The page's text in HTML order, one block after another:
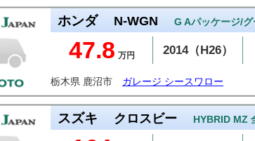
ホンダ N-WGN G Aパッケージ/
47.8 万円 2014（H26）
栃木県 鹿沼市 ガレージ シースワロー
スズキ クロスビー HYBRID MZ